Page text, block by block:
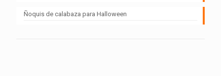
Ñoquis de calabaza para Halloween